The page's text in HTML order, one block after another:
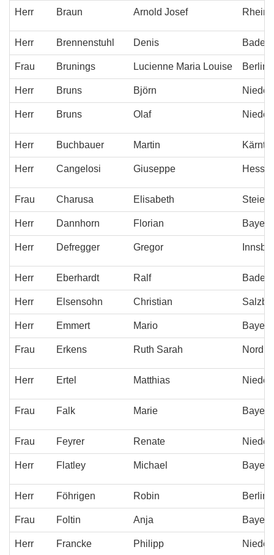
Herr Braun Arnold Josef
Herr Brennenstuhl Denis
Frau Brunings Lucienne Maria Louise Berlin
Herr Bruns Björn
Herr Bruns Olaf
Herr Buchbauer Martin
Herr Cangelosi Giuseppe
Frau Charusa Elisabeth
Herr Dannhorn Florian Bayern
Herr Defregger Gregor
Herr Eberhardt Ralf
Herr Elsensohn Christian
Herr Emmert Mario Bayern
Frau Erkens Ruth Sarah
Herr Ertel Matthias
Frau Falk Marie Bayern
Frau Feyrer Renate
Herr Flatley Michael Bayern
Herr Föhrigen Robin Berlin
Frau Foltin Anja Bayern
Herr Francke Philipp